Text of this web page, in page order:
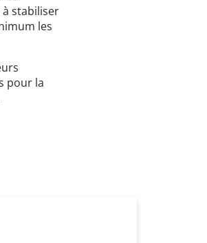
stabiliser
les
pour la